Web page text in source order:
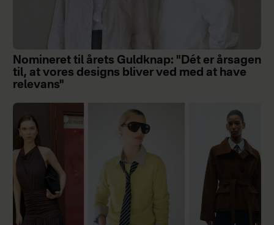
Nomineret til årets Guldknap: "Dét er årsagen
til, at vores designs bliver ved med at have
relevans"